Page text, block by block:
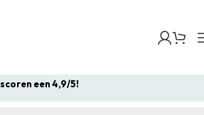
een 4,9/5!